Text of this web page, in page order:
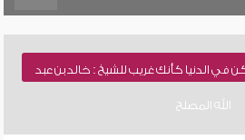
في الدنيا كأنك غريب للشيخ : خالد بن عبد
الله المصلح